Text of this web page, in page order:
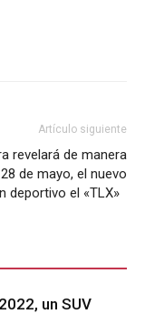
Artículo siguiente
revelará de manera
de mayo, el nuevo
deportivo el «TLX»
un SUV